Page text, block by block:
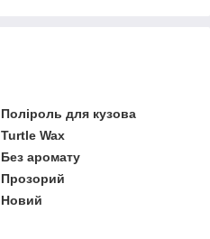
Поліроль для кузова
Turtle Wax
Без аромату
Прозорий
Новий